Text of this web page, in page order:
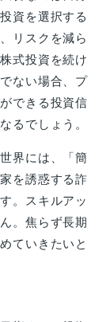
資を選択する
リスクを減ら
式投資を続け
ない場合、プ
できる投資信
るでしょう。
界には、「簡
を誘惑する詐
。スキルアッ
。焦らず長期
ていきたいと